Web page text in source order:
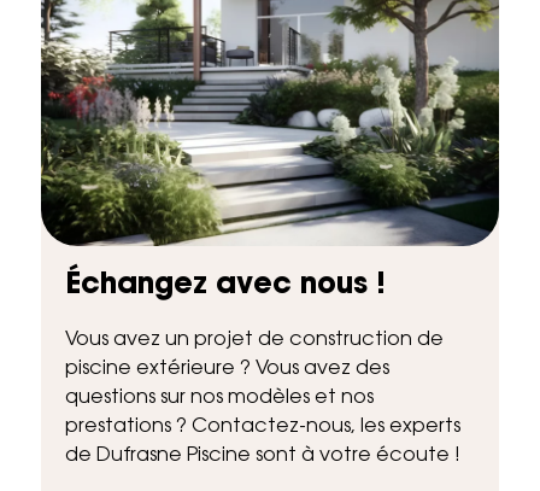
Échangez avec nous !
Vous avez un projet de construction de
piscine extérieure ? Vous avez des
questions sur nos modèles et nos
prestations ? Contactez-nous, les experts
de Dufrasne Piscine sont à votre écoute !